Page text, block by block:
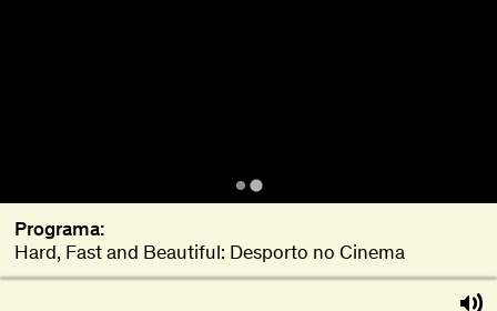
Programa:
Hard, Fast and Beautiful: Desporto no Cinema